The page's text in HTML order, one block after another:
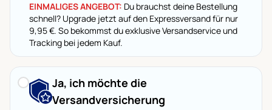
EINMALIGES ANGEBOT: Du brauchst deine Bestellung
schnell? Upgrade jetzt auf den Expressversand für nur
9,95 €. So bekommst du exklusive Versandservice und
Tracking bei jedem Kauf.
Ja, ich möchte die
Versandversicherung